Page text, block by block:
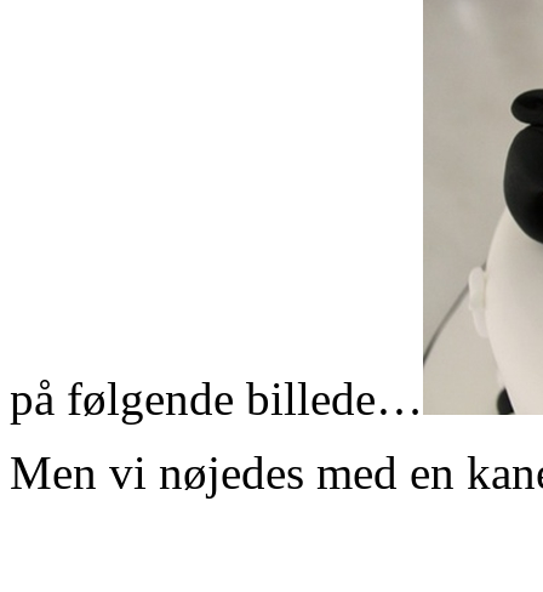
på følgende billede…
Men vi nøjedes med en